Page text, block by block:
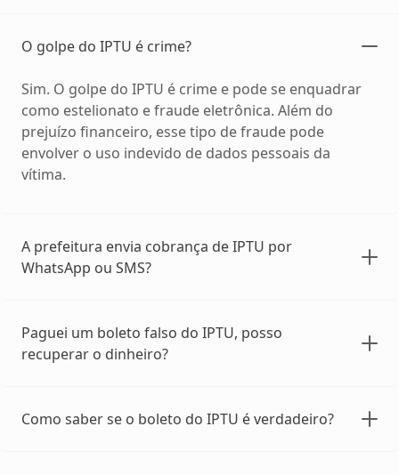
O golpe do IPTU é crime?
Sim. O golpe do IPTU é crime e pode se enquadrar
como estelionato e fraude eletrônica. Além do
prejuízo financeiro, esse tipo de fraude pode
envolver o uso indevido de dados pessoais da
vítima.
A prefeitura envia cobrança de IPTU por
WhatsApp ou SMS?
Paguei um boleto falso do IPTU, posso
recuperar o dinheiro?
Como saber se o boleto do IPTU é verdadeiro?